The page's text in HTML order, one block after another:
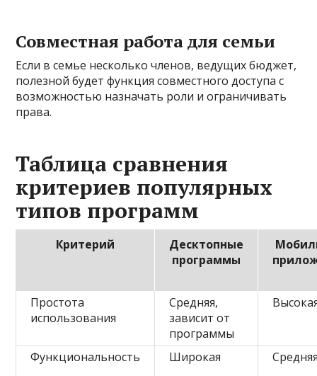
Совместная работа для семьи
Если в семье несколько членов, ведущих бюджет,
полезной будет функция совместного доступа с
возможностью назначать роли и ограничивать
права.
Таблица сравнения
критериев популярных
типов программ
Критерий
Десктопные
программы
Простота
использования
Средняя,
зависит от
программы
Функциональность Широкая